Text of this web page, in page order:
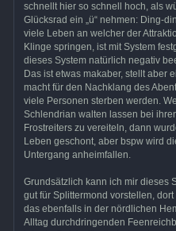
schnellt hier so schnell hoch, als
Glücksrad ein „ü“ nehmen: Ding-
viele Leben an welcher der
Klinge springen, ist mit System
dieses System natürlich negativ
Das ist etwas makaber, stellt aber
macht für den Nachklang des
viele Personen sterben werden.
Schlendrian walten lassen bei
Frostreiters zu vereiteln, dann
Leben geschont, aber bspw wird
Untergang anheimfallen.
Grundsätzlich kann ich mir dieses
gut für Splittermond vorstellen,
das ebenfalls in der nördlichen
Alltag durchdringenden